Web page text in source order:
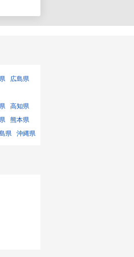
広島県
高知県
熊本県
県 沖縄県